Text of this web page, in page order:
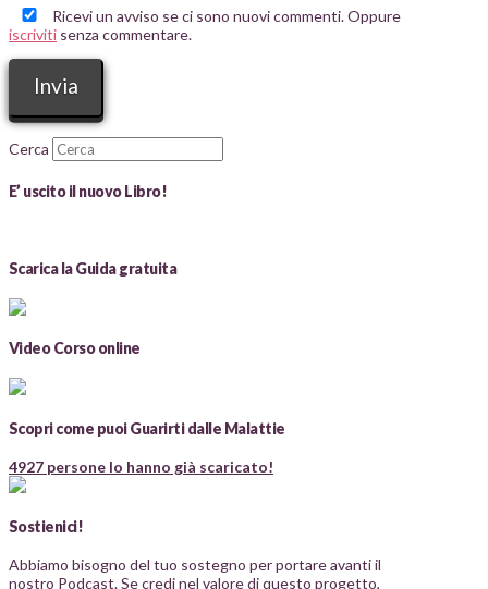
Ricevi un avviso se ci sono nuovi commenti. Oppure
iscriviti senza commentare.
Cerca
E’ uscito il nuovo Libro!
Scarica la Guida gratuita
Video Corso online
Scopri come puoi Guarirti dalle Malattie
4927 persone lo hanno già scaricato!
Sostienici!
Abbiamo bisogno del tuo sostegno per portare avanti il
nostro Podcast. Se credi nel valore di questo progetto,